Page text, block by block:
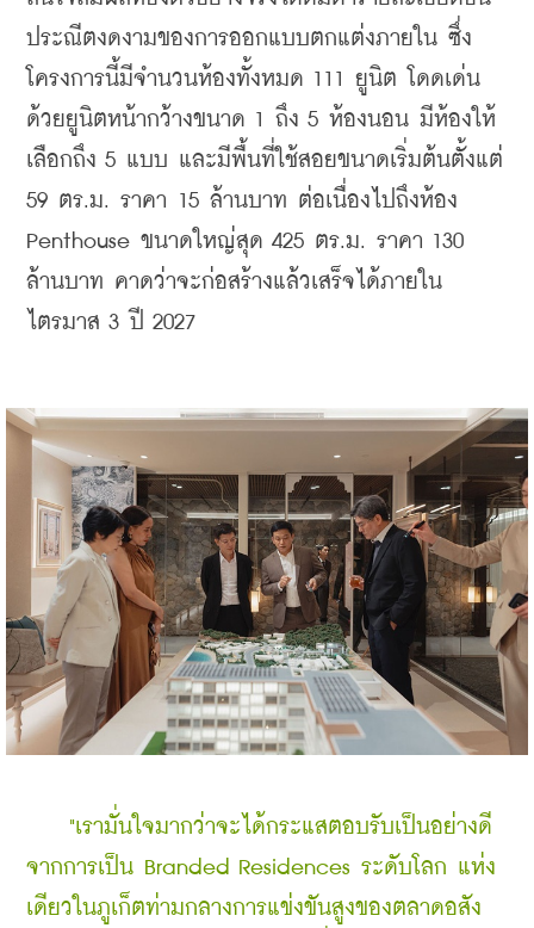
ประณีตงดงามของการออกแบบตกแต่งภายใน ซึ่ง
โครงการนี้มีจำนวนห้องทั้งหมด 111 ยูนิต โดดเด่น
ด้วยยูนิตหน้ากว้างขนาด 1 ถึง 5 ห้องนอน มีห้องให้
เลือกถึง 5 แบบ และมีพื้นที่ใช้สอยขนาดเริ่มต้นตั้งแต่
59 ตร.ม. ราคา
15 ล้านบาท ต่อเนื่อง ไปถึงห้อง
Penthouse ขนาดใหญ่สุด 425 ตร.ม. ราคา 130
ล้านบาท คาดว่าจะก่อสร้างแล้วเสร็จได้ภายใน
ไตรมาส 3 ปี 2027
"เรามั่นใจมากว่าจะได้กระแสตอบรับเป็นอย่างดี
จากการเป็น Branded Residences ระดับโลก แห่ง
เดียวในภูเก็ตท่ามกลางการแข่งขันสูงของตลาดอสัง